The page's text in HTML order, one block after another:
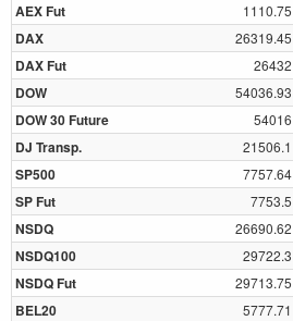
AEX Fut
1110.75
DAX
26319.45
DAX Fut
26432
DOW
54036.93
DOW 30 Future
54016
DJ Transp.
21506.1
SP500
7757.64
SP Fut
7753.5
NSDQ
26690.62
NSDQ100
29722.3
NSDQ Fut
29713.75
BEL20
5777.71